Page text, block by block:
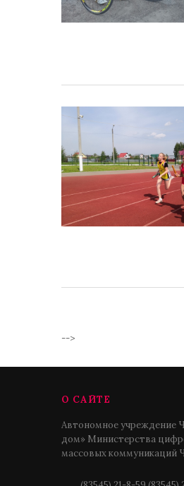
-->
О САЙТЕ
Автономное учреждение
дом» Министерства
массовых коммуникаций